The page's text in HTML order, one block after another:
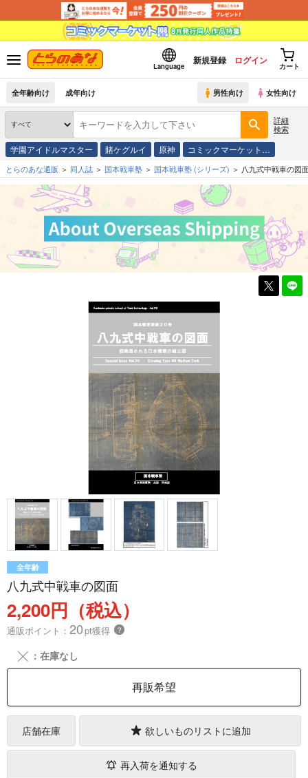
Language
新規登録 ログイン
カート
全年齢向け 成年向け 男性向け 女性向け
詳細
検索
学園アイドルマスター 賭ケグルイ 原神 コミックマーケット…
とらのあな通販 同人誌 国本戦車塾 国本戦車塾 (シリーズ) 八九式中戦車の図
全年齢
八九式中戦車の図面
2,200円（税込）
通販ポイント： 20pt獲得 ？
╳ ：在庫なし
再販希望
店舗在庫 欲しいものリストに追加
再入荷を通知する